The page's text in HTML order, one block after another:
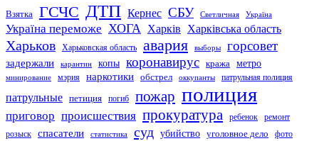
Взятка ГСЧС ДТП Кернес СБУ Светличная Україна
Україна переможе ХОГА Харків Харківська область
Харьков Харьковская область авария выборы горсовет
задержали карантин копы коронавирус кража метро
минирование мэрия наркотики обстрел оккупанты патрульная полиция
патрульные петиция погиб пожар полиция
приговор происшествия прокуратура ребенок
ремонт
розыск
спасатели статистика суд убийство уголовное дело фото